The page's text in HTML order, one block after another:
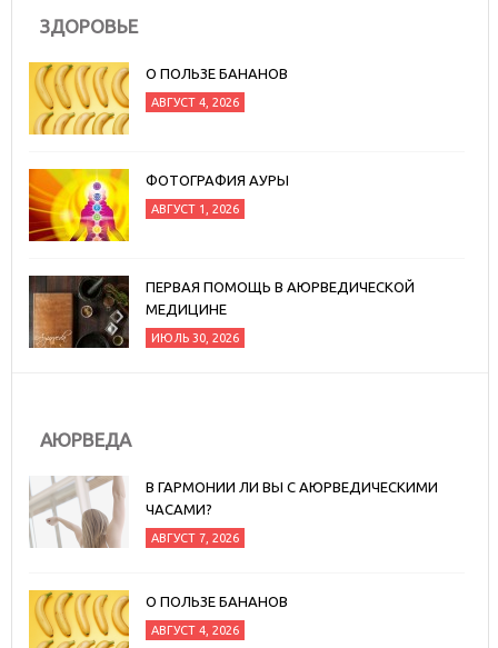
ЗДОРОВЬЕ
О ПОЛЬЗЕ БАНАНОВ
АВГУСТ 4, 2026
ФОТОГРАФИЯ АУРЫ
АВГУСТ 1, 2026
ПЕРВАЯ ПОМОЩЬ В АЮРВЕДИЧЕСКОЙ
МЕДИЦИНЕ
ИЮЛЬ 30, 2026
АЮРВЕДА
В ГАРМОНИИ ЛИ ВЫ С АЮРВЕДИЧЕСКИМИ
ЧАСАМИ?
АВГУСТ 7, 2026
О ПОЛЬЗЕ БАНАНОВ
АВГУСТ 4, 2026